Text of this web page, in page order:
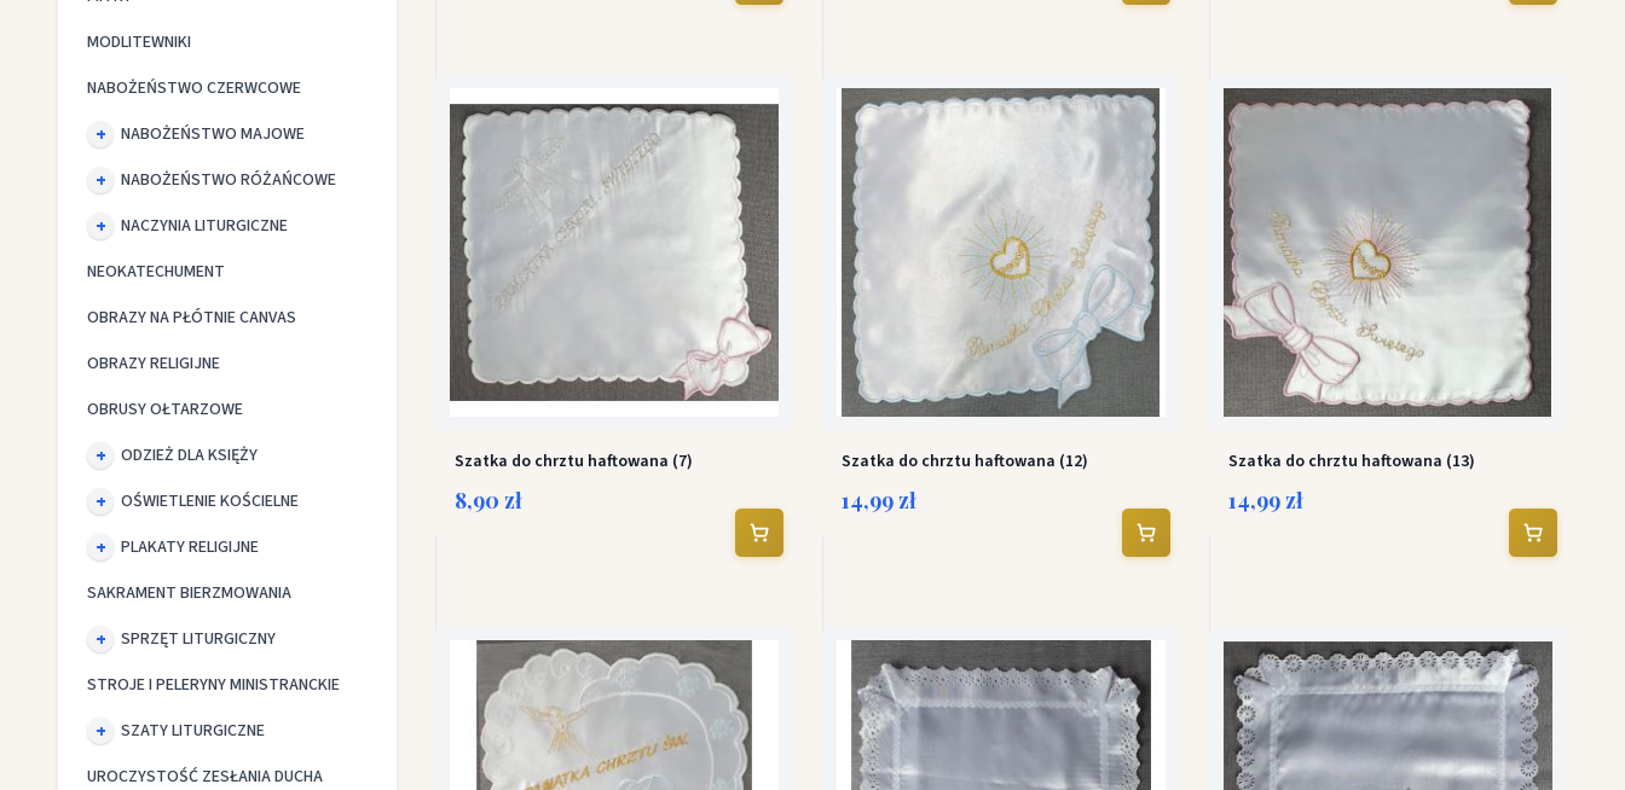
MODLITEWNIKI
NABOŻEŃSTWO CZERWCOWE
NABOŻEŃSTWO MAJOWE
NABOŻEŃSTWO RÓŻAŃCOWE
NACZYNIA LITURGICZNE
NEOKATECHUMENT
OBRAZY NA PŁÓTNIE CANVAS
OBRAZY RELIGIJNE
OBRUSY OŁTARZOWE
ODZIEŻ DLA KSIĘŻY
OŚWIETLENIE KOŚCIELNE
PLAKATY RELIGIJNE
SAKRAMENT BIERZMOWANIA
SPRZĘT LITURGICZNY
STROJE I PELERYNY MINISTRANCKIE
SZATY LITURGICZNE
UROCZYSTOŚĆ ZESŁANIA DUCHA
Szatka do chrztu haftowana (7)
8,90 zł
Szatka do chrztu haftowana (12)
14,99 zł
Szatka do chrztu haftowana (13)
14,99 zł